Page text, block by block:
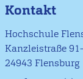
Kontakt
Hochschule
Kanzleistraße
24943 Flensburg